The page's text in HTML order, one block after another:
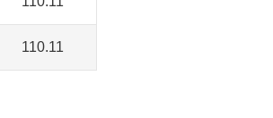
110.11